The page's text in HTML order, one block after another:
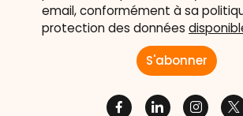
email, conformément à sa
protection des données